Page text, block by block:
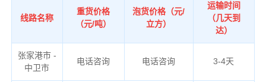
线路名称
重货价格
（元/吨）
泡货价格（元/
立方）
运输时间
（几天到
达）
张家港市 -
中卫市
电话咨询 电话咨询 3-4天